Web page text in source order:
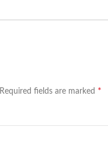
Required fields are marked *